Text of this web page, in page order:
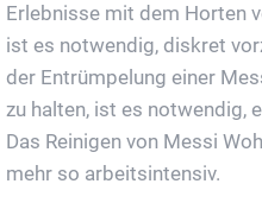
Erlebnisse mit dem Horten
ist es notwendig, diskret
der Entrümpelung einer
zu halten, ist es notwendig,
Das Reinigen von Messi
mehr so arbeitsintensiv.